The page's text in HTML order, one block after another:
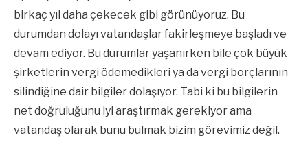
birkaç yıl daha çekecek gibi görünüyoruz. Bu
durumdan dolayı vatandaşlar fakirleşmeye başladı ve
devam ediyor. Bu durumlar yaşanırken bile çok büyük
şirketlerin vergi ödemedikleri ya da vergi borçlarının
silindiğine dair bilgiler dolaşıyor. Tabi ki bu bilgilerin
net doğruluğunu iyi araştırmak gerekiyor ama
vatandaş olarak bunu bulmak bizim görevimiz değil.